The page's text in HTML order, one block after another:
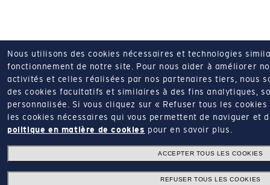
Nous utilisons des cookies nécessaires et technologies
fonctionnement de notre site. Pour nous aider à améliorer
activités et celles réalisées par nos partenaires tiers, nous
des cookies facultatifs et similaires à des fins analytiques,
personnalisée.
Si vous cliquez sur « Refuser tous les
les cookies nécessaires qui vous permettent de naviguer et
politique en matière de cookies pour en savoir plus.
ACCEPTER TOUS LES COOKIES
REFUSER TOUS LES COOKIES